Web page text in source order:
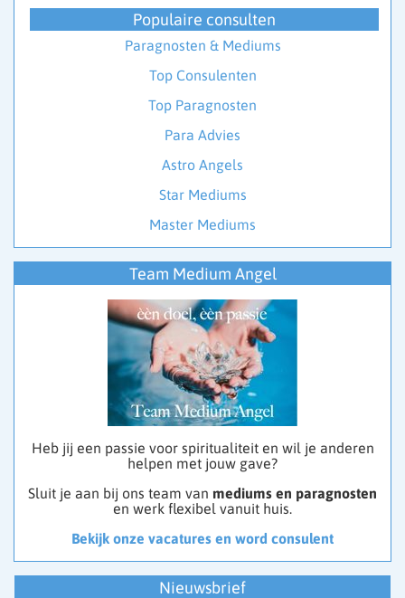
Populaire consulten
Paragnosten & Mediums
Top Consulenten
Top Paragnosten
Para Advies
Astro Angels
Star Mediums
Master Mediums
Team Medium Angel
Heb jij een passie voor spiritualiteit en wil je anderen
helpen met jouw gave?
Sluit je aan bij ons team van mediums en paragnosten
en werk flexibel vanuit huis.
Bekijk onze vacatures en word consulent
Nieuwsbrief